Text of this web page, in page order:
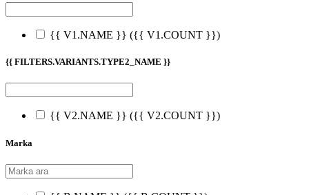
{{ V1.NAME }} ({{ V1.COUNT }})
{{ FILTERS.VARIANTS.TYPE2_NAME }}
{{ V2.NAME }} ({{ V2.COUNT }})
Marka